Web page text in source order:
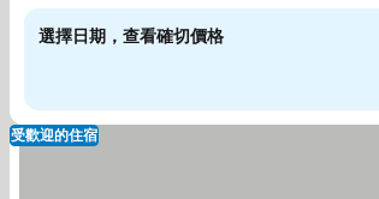
選擇日期，查看確切價格
受歡迎的住宿